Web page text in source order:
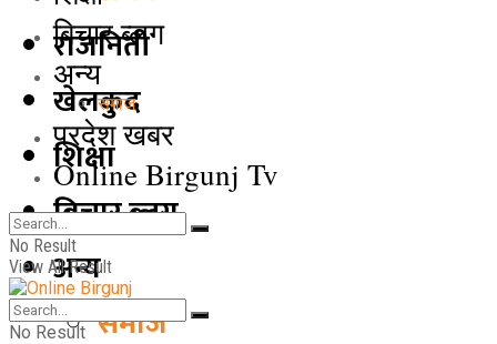
राजनिती
खेलकुद
शिक्षा
बिचार ब्लग
अन्य
समाज
बिचार ब्लग
अन्य
समाज
प्रदेश खबर
Online Birgunj Tv
No Result
View All Result
No Result